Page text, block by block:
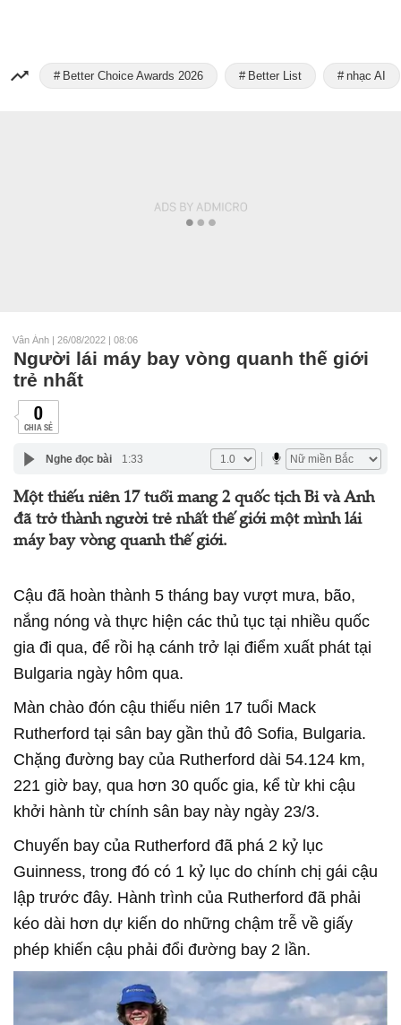
Better Choice Awards 2026 Better List nhạc AI
Vân Ánh | 26/08/2022 | 08:06
Người lái máy bay vòng quanh thế giới
trẻ nhất
0
CHIA SẺ
Nghe đọc bài 1:33
Một thiếu niên 17 tuổi mang 2 quốc tịch Bỉ và Anh
đã trở thành người trẻ nhất thế giới một mình lái
máy bay vòng quanh thế giới.
Cậu đã hoàn thành 5 tháng bay vượt mưa, bão,
nắng nóng và thực hiện các thủ tục tại nhiều quốc
gia đi qua, để rồi hạ cánh trở lại điểm xuất phát tại
Bulgaria ngày hôm qua.
Màn chào đón cậu thiếu niên 17 tuổi Mack
Rutherford tại sân bay gần thủ đô Sofia, Bulgaria.
Chặng đường bay của Rutherford dài 54.124 km,
221 giờ bay, qua hơn 30 quốc gia, kể từ khi cậu
khởi hành từ chính sân bay này ngày 23/3.
Chuyến bay của Rutherford đã phá 2 kỷ lục
Guinness, trong đó có 1 kỷ lục do chính chị gái cậu
lập trước đây. Hành trình của Rutherford đã phải
kéo dài hơn dự kiến do những chậm trễ về giấy
phép khiến cậu phải đổi đường bay 2 lần.